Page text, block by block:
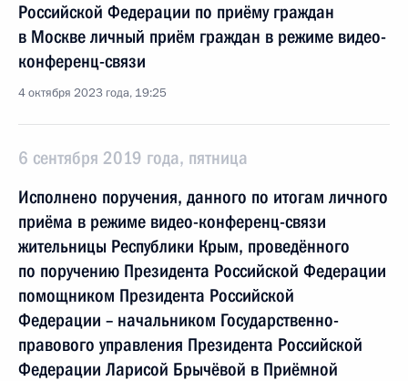
Российской Федерации по приёму граждан
в Москве личный приём граждан в режиме видео-
конференц-связи
4 октября 2023 года, 19:25
6 сентября 2019 года, пятница
Исполнено поручения, данного по итогам личного
приёма в режиме видео-конференц-связи
жительницы Республики Крым, проведённого
по поручению Президента Российской Федерации
помощником Президента Российской
Федерации – начальником Государственно-
правового управления Президента Российской
Федерации Ларисой Брычёвой в Приёмной